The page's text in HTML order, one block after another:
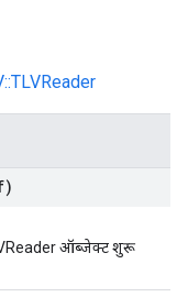
ऑब्जेक्ट शुरू